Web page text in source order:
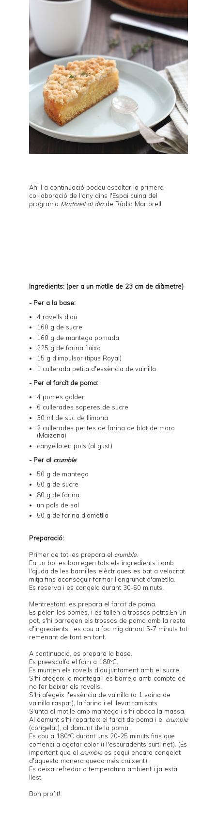
Ah! I a continuació podeu escoltar la primera
col·laboració de l'any dins l'Espai cuina del
programa Martorell al dia de Ràdio Martorell:
Ingredients: (per a un motlle de 23 cm de diàmetre)
- Per a la base:
4 rovells d'ou
160 g de sucre
160 g de mantega pomada
225 g de farina fluixa
15 g d'impulsor (tipus Royal)
1 cullerada petita d'essència de vainilla
- Per al farcit de poma:
4 pomes golden
6 cullerades soperes de sucre
30 ml de suc de llimona
2 cullerades petites de farina de blat de moro
(Maizena)
canyella en pols (al gust)
- Per al crumble:
50 g de mantega
50 g de sucre
80 g de farina
un pols de sal
50 g de farina d'ametlla
Preparació:
Primer de tot, es prepara el crumble.
En un bol es barregen tots els ingredients i amb
l'ajuda de les barnilles elèctriques es bat a velocitat
mitja fins aconseguir formar l'engrunat d'ametlla.
Es reserva i es congela durant 30-60 minuts.
Mentrestant, es prepara el farcit de poma.
Es pelen les pomes, i es tallen a trossos petits.En un
pot, s'hi barregen els trossos de poma amb la resta
d'ingredients i es cou a foc mig durant 5-7 minuts tot
remenant de tant en tant.
A continuació, es prepara la base.
Es preescalfa el forn a 180ºC.
Es munten els rovells d'ou juntament amb el sucre.
S'hi afegeix la mantega i es barreja amb compte de
no fer baixar els rovells.
S'hi afegeix l'essència de vainilla (o 1 vaina de
vainilla raspat), la farina i el llevat tamisats.
S'unta el motlle amb mantega i s'hi aboca la massa.
Al damunt s'hi reparteix el farcit de poma i el crumble
(congelat), al damunt de la poma.
Es cou a 180ºC durant uns 20-25 minuts fins que
comenci a agafar color (i l'escuradents surti net). (És
important que el crumblees cogui encara congelat
d'aquesta manera queda més cruixent).
Es deixa refredar a temperatura ambient i ja està
llest.
Bon profit!